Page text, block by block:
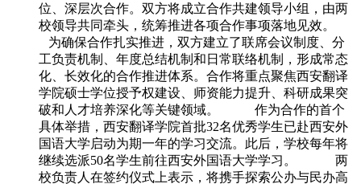
位、深层次合作。双方将成立合作共建领导小组，由两
校领导共同牵头，统筹推进各项合作事项落地见效。
为确保合作扎实推进，双方建立了联席会议制度、分
工负责机制、年度总结机制和日常联络机制，形成常态
化、长效化的合作推进体系。合作将重点聚焦西安翻译
学院硕士学位授予权建设、师资能力提升、科研成果突
破和人才培养深化等关键领域。 作为合作的首个
具体举措，西安翻译学院首批32名优秀学生已赴西安外
国语大学启动为期一年的学习交流。此后，学校每年将
继续选派50名学生前往西安外国语大学学习。 两
校负责人在签约仪式上表示，将携手探索公办与民办高